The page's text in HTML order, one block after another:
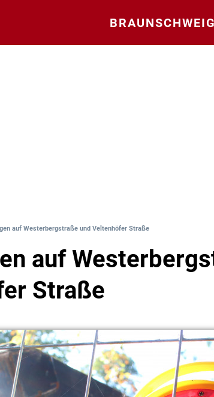
BRAUNSCHWEIG
auf Westerbergstraße und Veltenhöfer Straße
auf
Straße